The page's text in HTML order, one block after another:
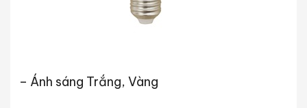
– Ánh sáng Trắng, Vàng